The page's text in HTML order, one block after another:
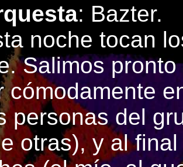
: Bazter.
tocan los
Salimos
cómodamente
personas del
otras), y al